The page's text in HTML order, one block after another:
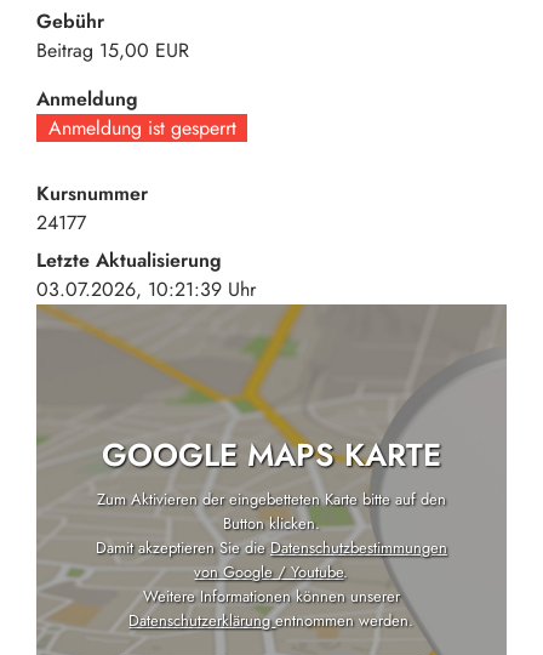
Gebühr
Beitrag 15,00 EUR
Anmeldung
Anmeldung ist gesperrt
Kursnummer
24177
Letzte Aktualisierung
03.07.2026, 10:21:39 Uhr
GOOGLE MAPS KARTE
Zum Aktivieren der eingebetteten Karte bitte auf den
Button klicken.
Damit akzeptieren Sie dieDatenschutzbestimmungen
von Google / Youtube.
Weitere Informationen können unserer
Datenschutzerklärungentnommen werden.